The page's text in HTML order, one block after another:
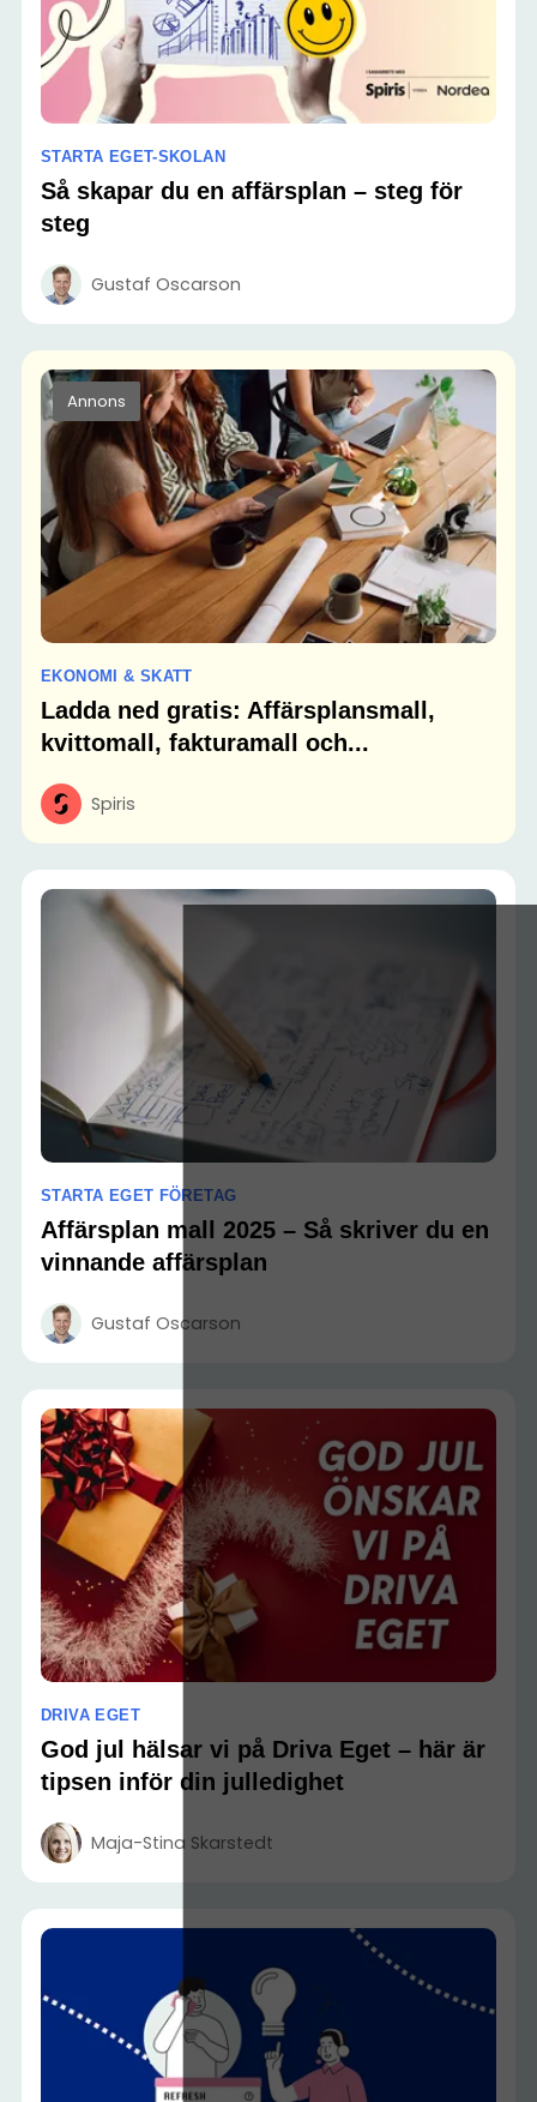
STARTA EGET-SKOLAN
Så skapar du en affärsplan – steg för
steg
Gustaf Oscarson
Annons
EKONOMI & SKATT
Ladda ned gratis: Affärsplansmall,
kvittomall, fakturamall och...
Spiris
STARTA EGET FÖRETAG
Affärsplan mall 2025 – Så skriver du en
vinnande affärsplan
Gustaf Oscarson
DRIVA EGET
God jul hälsar vi på Driva Eget – här är
tipsen inför din julledighet
Maja-Stina Skarstedt